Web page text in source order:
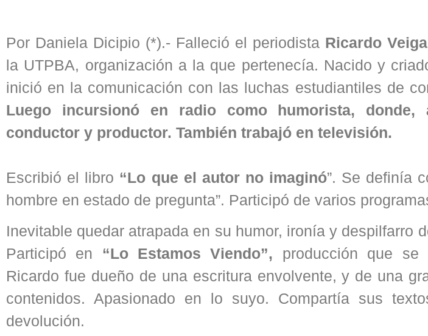
Por Daniela Dicipio (*).- Falleció el periodista Ricardo Veiga
la UTPBA, organización a la que pertenecía. Nacido y
inició en la comunicación con las luchas estudiantiles de
Luego incursionó en radio como humorista, donde,
conductor y productor. También trabajó en televisión.
Escribió el libro “Lo que el autor no imaginó”. Se definía
hombre en estado de pregunta”. Participó de varios
Inevitable quedar atrapada en su humor, ironía y despilfarro
Participó en “Lo Estamos Viendo”, producción que se
Ricardo fue dueño de una escritura envolvente, y de una
contenidos. Apasionado en lo suyo. Compartía sus
devolución.